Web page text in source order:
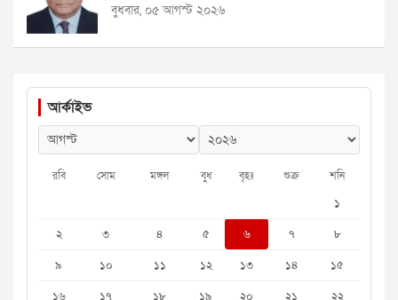
বুধবার, ০৫ আগস্ট ২০২৬
আর্কাইভ
রবি সোম মঙ্গল বুধ বৃহঃ শুক্র শনি
১
২
৩ ৪ ৫ ৬ ৭
৮
৯
১০ ১১ ১২ ১৩ ১৪
১৫
১৬
১৭ ১৮ ১৯ ২০ ২১ ২২